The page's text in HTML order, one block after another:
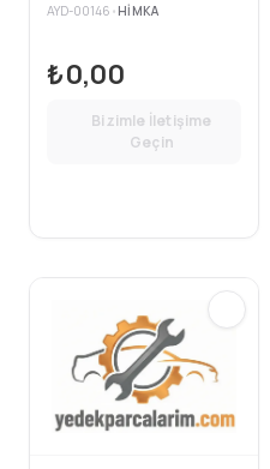
AYD-00146 • HIMKA
₺0,00
Bizimle İletişime
Geçin